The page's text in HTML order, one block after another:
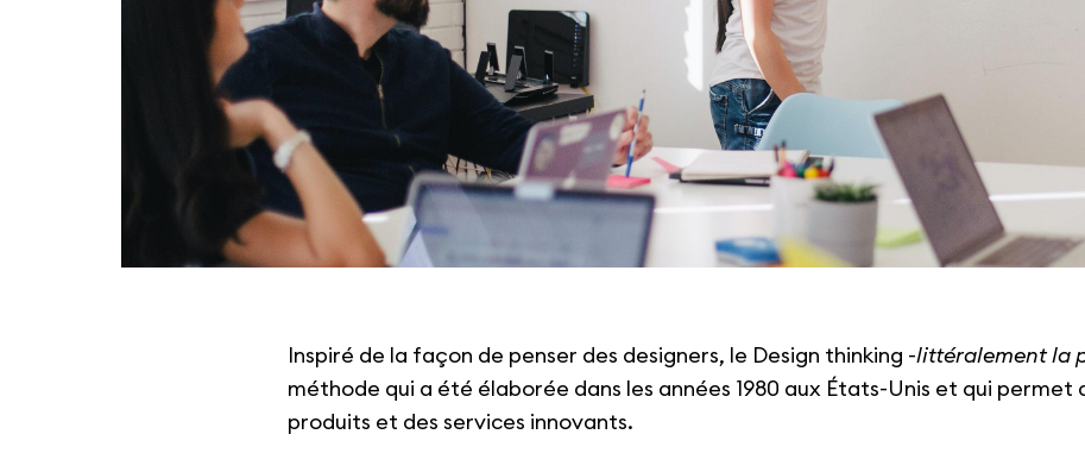
Inspiré de la façon de penser des designers, le Design thinking -littéralement la
méthode qui a été élaborée dans les années 1980 aux États-Unis et qui permet
produits et des services innovants.